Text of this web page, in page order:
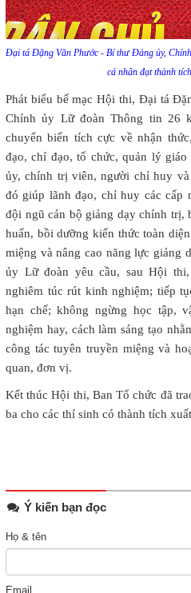
Đại tá Đặng Văn Phước - Bí thư Đảng ủy,
cá nhân đạt thành
Phát biểu bế mạc Hội thi, Đại tá
Chính ủy Lữ đoàn Thông tin 26
chuyển biến tích cực về nhận
đạo, chỉ đạo, tổ chức, quản lý
ủy, chính trị viên, người chỉ huy
đó giúp lãnh đạo, chỉ huy các cấp
đội ngũ cán bộ giảng dạy chính trị,
huấn, bồi dưỡng kiến thức toàn
miệng và nâng cao năng lực giảng
ủy Lữ đoàn yêu cầu, sau Hội
nghiêm túc rút kinh nghiệm; tiếp
hạn chế; không ngừng học tập,
nghiệm hay, cách làm sáng tạo
công tác tuyên truyền miệng và
quan, đơn vị.
Kết thúc Hội thi, Ban Tổ chức đã
ba cho các thí sinh có thành tích
Ý kiến bạn đọc
Họ & tên
Email